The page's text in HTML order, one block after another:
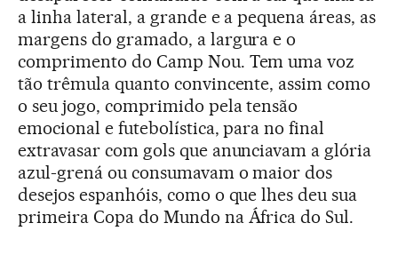
a linha lateral, a grande e a pequena áreas, as
margens do gramado, a largura e o
comprimento do Camp Nou. Tem uma voz
tão trêmula quanto convincente, assim como
o seu jogo, comprimido pela tensão
emocional e futebolística, para no final
extravasar com gols que anunciavam a glória
azul-grená ou consumavam o maior dos
desejos espanhóis, como o que lhes deu sua
primeira Copa do Mundo na África do Sul.